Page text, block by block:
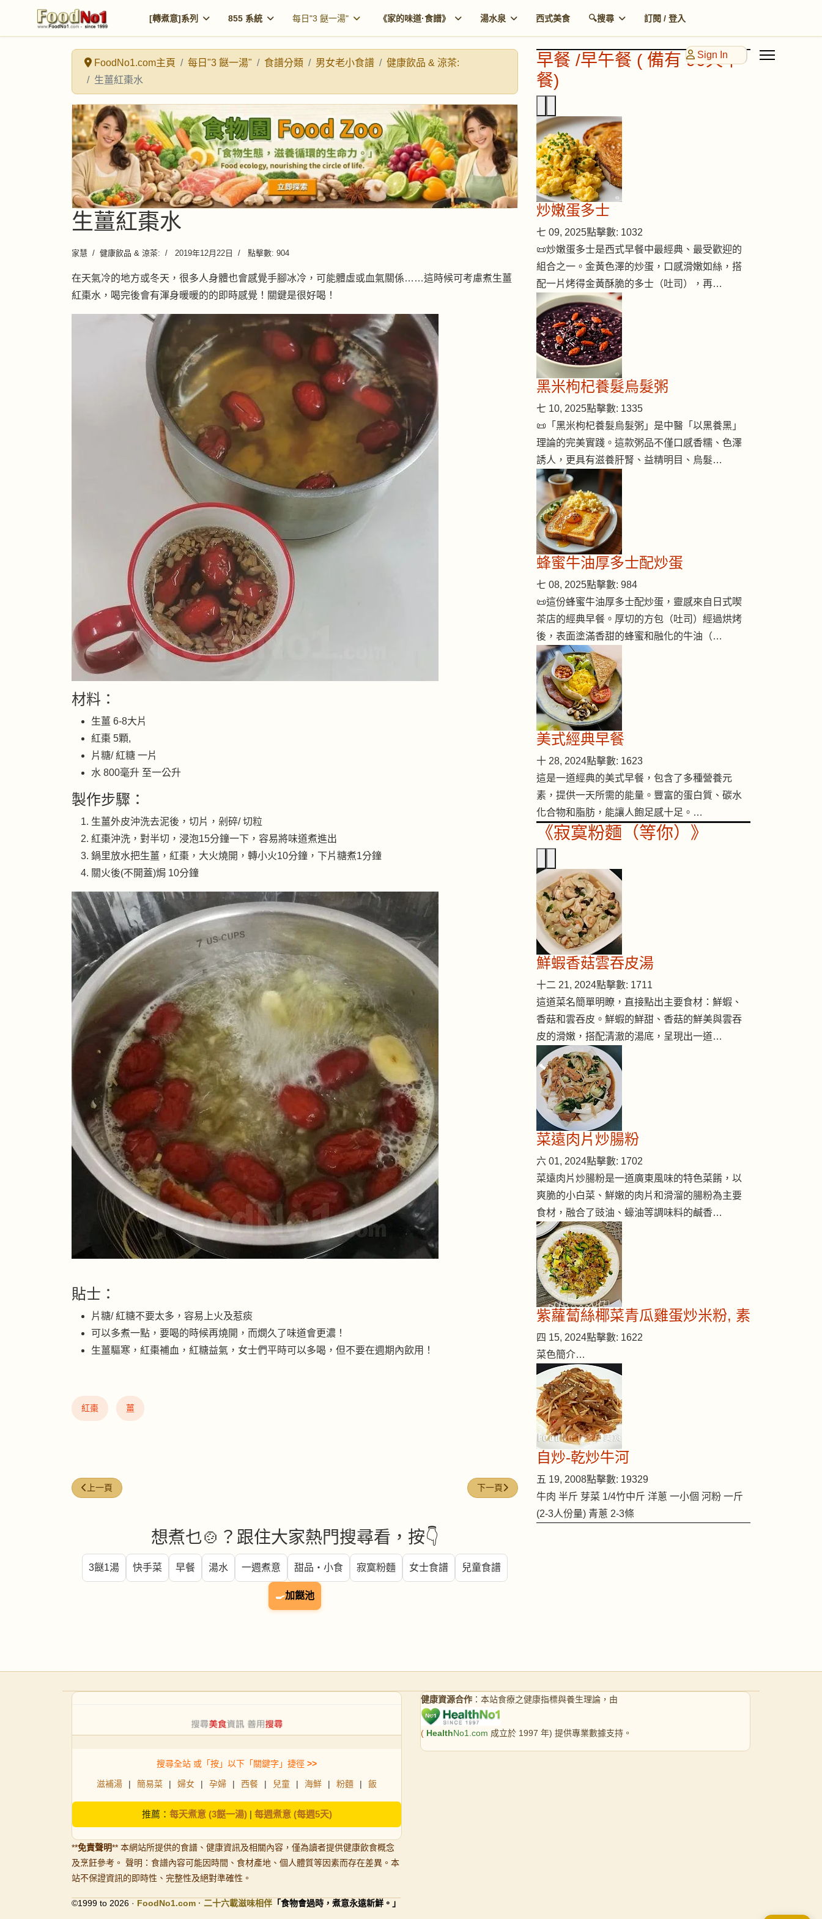
[轉煮意]系列 855 系統 每日"3 餸一湯" 《家的味道·食譜》 湯水泉 西式美食 🔍搜尋 訂閱 / 登入
Sign In
FoodNo1.com主頁 每日"3 餸一湯" 食譜分類 男女老小食譜
健康飲品 & 涼茶:
生薑紅棗水
生薑紅棗水
家慧 健康飲品 & 涼茶: 2019年12月22日 點擊數: 904
在天氣冷的地方或冬天，很多人身體也會感覺手腳冰冷，可能體虛或血氣關係……這時候可考慮煮生薑
紅棗水，喝完後會有渾身暖暖的的即時感覺！關鍵是很好喝！
材料：
生薑 6-8大片
紅棗 5顆,
片糖/ 紅糖 一片
水 800毫升 至一公升
製作步驟：
生薑外皮沖洗去泥後，切片，剁碎/ 切粒
紅棗沖洗，對半切，浸泡15分鐘一下，容易將味道煮進出
鍋里放水把生薑，紅棗，大火燒開，轉小火10分鐘，下片糖煮1分鐘
關火後(不開蓋)焗 10分鐘
貼士：
片糖/ 紅糖不要太多，容易上火及惹痰
可以多煮一點，要喝的時候再燒開，而燘久了味道會更濃！
生薑驅寒，紅棗補血，紅糖益氣，女士們平時可以多喝，但不要在週期內飲用！
紅棗 薑
上一篇文章: 雪梨無花果水
上一頁 下一篇文章: 豆漿-自製豆漿
下一頁
想煮乜🍲？跟住大家熱門搜尋看，按👇
3餸1湯 快手菜 早餐 湯水 一週煮意 甜品・小食 寂寞粉麵 女士食譜 兒童食譜
🍳加餸池
早餐 /早午餐 ( 備有 90天早
餐)
炒嫩蛋多士
七 09, 2025點擊數: 1032
📜炒嫩蛋多士是西式早餐中最經典、最受歡迎的
組合之一。金黃色澤的炒蛋，口感滑嫩如絲，搭
配一片烤得金黃酥脆的多士（吐司），再…
黑米枸杞養髮烏髮粥
七 10, 2025點擊數: 1335
📜「黑米枸杞養髮烏髮粥」是中醫「以黑養黑」
理論的完美實踐。這款粥品不僅口感香糯、色澤
誘人，更具有滋養肝腎、益精明目、烏髮…
蜂蜜牛油厚多士配炒蛋
七 08, 2025點擊數: 984
📜這份蜂蜜牛油厚多士配炒蛋，靈感來自日式喫
茶店的經典早餐。厚切的方包（吐司）經過烘烤
後，表面塗滿香甜的蜂蜜和融化的牛油（…
美式經典早餐
十 28, 2024點擊數: 1623
這是一道經典的美式早餐，包含了多種營養元
素，提供一天所需的能量。豐富的蛋白質、碳水
化合物和脂肪，能讓人飽足感十足。…
《寂寞粉麵（等你）》
鮮蝦香菇雲吞皮湯
十二 21, 2024點擊數: 1711
這道菜名簡單明瞭，直接點出主要食材：鮮蝦、
香菇和雲吞皮。鮮蝦的鮮甜、香菇的鮮美與雲吞
皮的滑嫩，搭配清澈的湯底，呈現出一道…
菜遠肉片炒腸粉
六 01, 2024點擊數: 1702
菜遠肉片炒腸粉是一道廣東風味的特色菜餚，以
爽脆的小白菜、鮮嫩的肉片和滑溜的腸粉為主要
食材，融合了豉油、蠔油等調味料的鹹香…
紫蘿蔔絲椰菜青瓜雞蛋炒米粉, 素
四 15, 2024點擊數: 1622
菜色簡介…
自炒-乾炒牛河
五 19, 2008點擊數: 19329
牛肉 半斤 芽菜 1/4竹中斤 洋蔥 一小個 河粉 一斤
(2-3人份量) 青蔥 2-3條
搜尋全站 或「按」以下「關鍵字」捷徑 >>
滋補湯 | 簡易菜 | 婦女 | 孕婦 | 西餐 | 兒童 | 海鮮 | 粉麵 | 飯
推薦： 每天煮意 (3餸一湯)| 每週煮意 (每週5天)
**免責聲明** 本網站所提供的食譜、健康資訊及相關內容，僅為讀者提供健康飲食概念
及烹飪參考。 聲明：食譜內容可能因時間、食材產地、個人體質等因素而存在差異。本
站不保證資訊的即時性、完整性及絕對準確性。
©1999 to 2026 · FoodNo1.com · 二十六載滋味相伴 「食物會過時，煮意永遠新鮮。」
健康資源合作 ：本站食療之健康指標與養生理論，由
( HealthNo1.com 成立於 1997 年) 提供專業數據支持。